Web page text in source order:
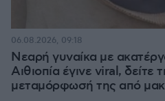
Νεαρή γυναίκα με
Αιθιοπία έγινε viral, δείτε
μεταμόρφωσή της από
06.08.2026, 09:18